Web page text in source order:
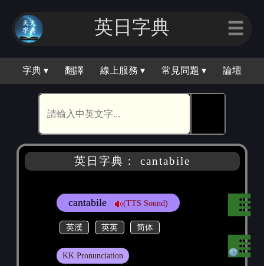
英日字典 ☰
字典 ▾ 翻譯 線上服務 ▾ 常見問題 ▾ 論壇
英日字典： cantabile
cantabile (TTS Sound)
英漢 英英 简体
KK Pronunciation